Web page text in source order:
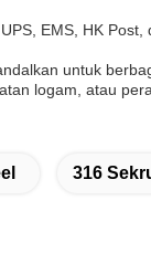
EMS, HK
untuk
logam, atau
316